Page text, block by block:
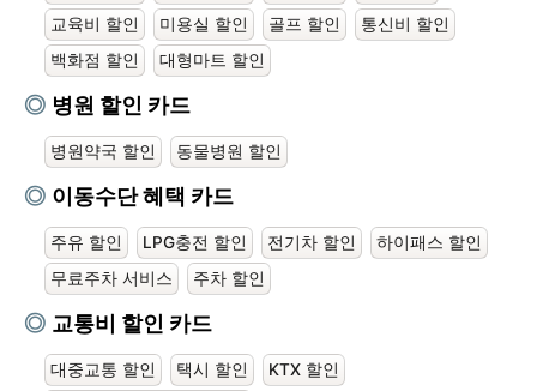
교육비 할인
미용실 할인 골프 할인
통신비 할인
백화점 할인
대형마트 할인
병원 할인 카드
병원약국 할인 동물병원 할인
이동수단 혜택 카드
주유 할인 LPG충전 할인 전기차 할인
하이패스 할인
무료주차 서비스
주차 할인
교통비 할인 카드
대중교통 할인 택시 할인
KTX 할인